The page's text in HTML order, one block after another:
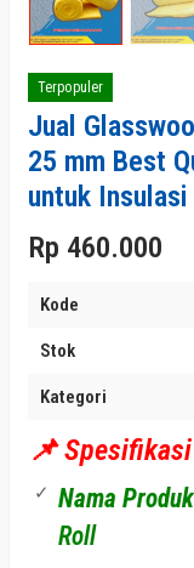
Terpopuler
Jual
25 mm Best
untuk
Rp 460.000
Kode
Stok
Kategori
📌
Nama Produk
Roll